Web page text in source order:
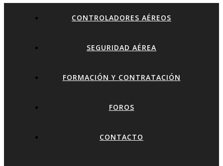
CONTROLADORES AÉREOS
SEGURIDAD AÉREA
FORMACIÓN Y CONTRATACIÓN
FOROS
CONTACTO